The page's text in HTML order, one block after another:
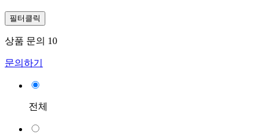
필터클릭
상품 문의 10
문의하기
전체